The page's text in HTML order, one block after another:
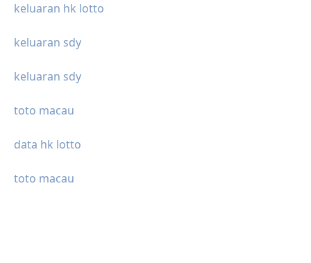
keluaran hk lotto
keluaran sdy
keluaran sdy
toto macau
data hk lotto
toto macau